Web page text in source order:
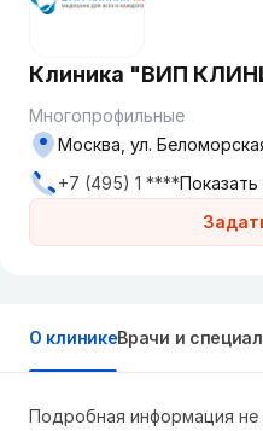
Клиника "ВИП
Многопрофильные
Москва, ул.
+7 (495) 1 ****
О клиникеВрачи и
Подробная информация не